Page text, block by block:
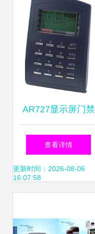
AR727显示屏门禁
一体机 智能门禁考
勤的未来之选
查看详情
更新时间：2026-08-06
16:07:58